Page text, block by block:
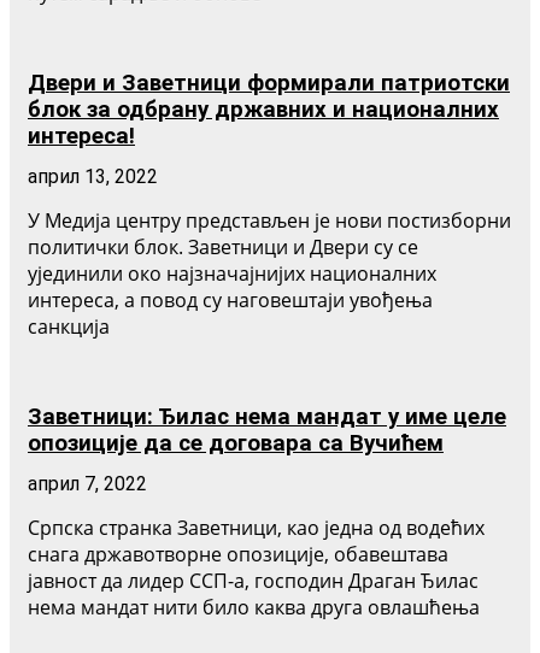
Двери и Заветници формирали патриотски
блок за одбрану државних и националних
интереса!
април 13, 2022
У Медија центру представљен је нови постизборни
политички блок. Заветници и Двери су се
ујединили око најзначајнијих националних
интереса, а повод су наговештаји увођења
санкција
Заветници: Ђилас нема мандат у име целе
опозиције да се договара са Вучићем
април 7, 2022
Српска странка Заветници, као једна од водећих
снага државотворне опозиције, обавештава
јавност да лидер ССП-а, господин Драган Ђилас
нема мандат нити било каква друга овлашћења